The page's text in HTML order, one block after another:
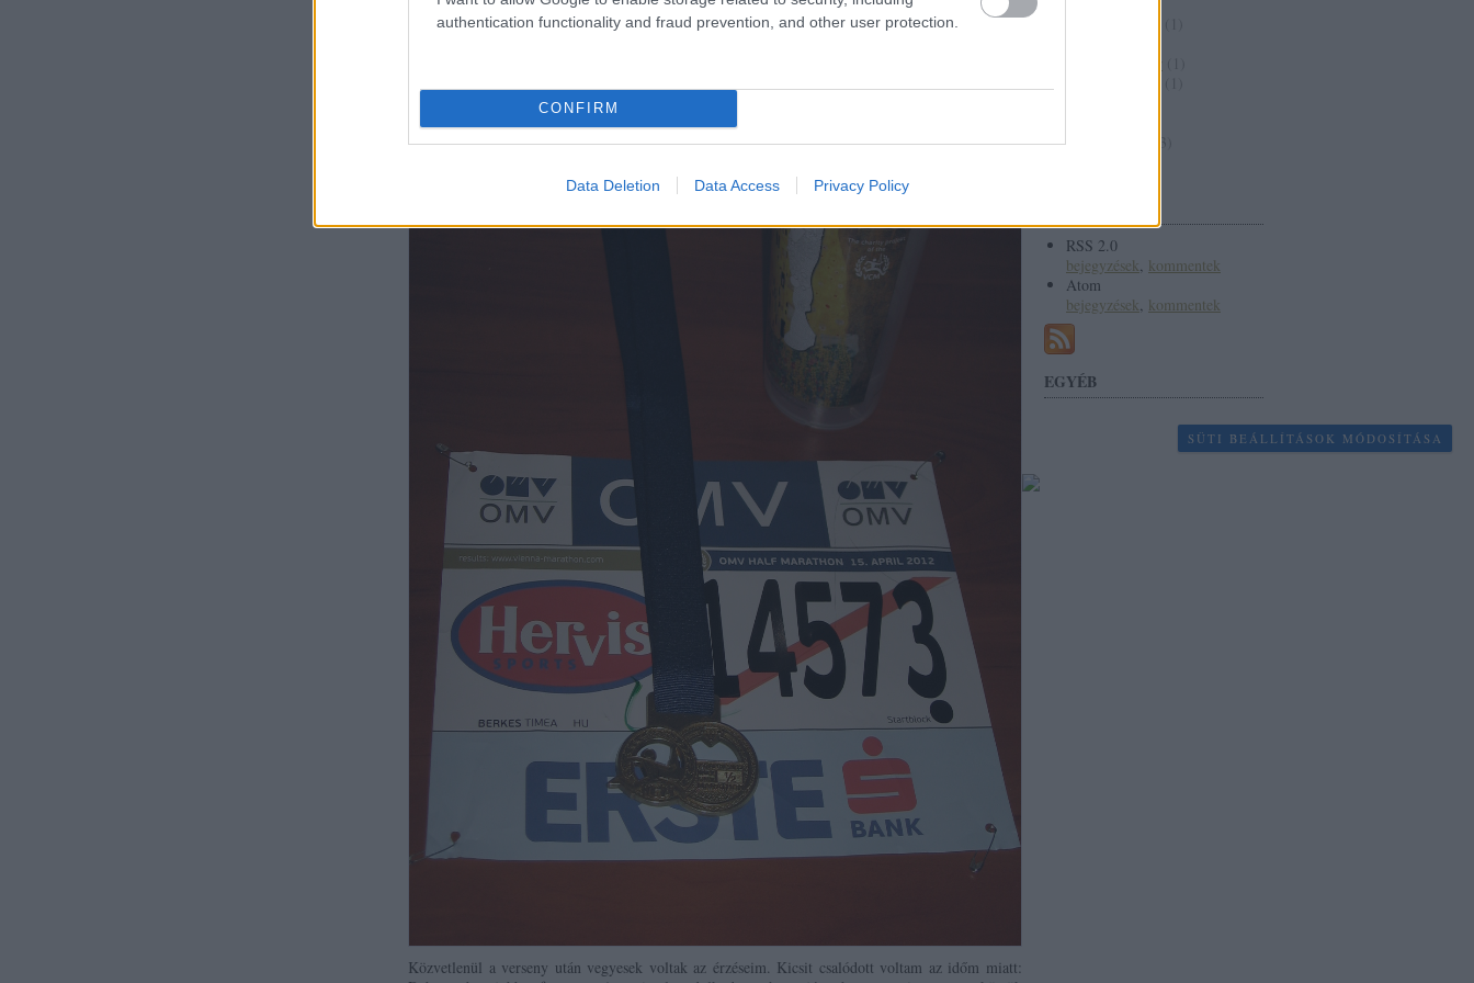
authentication functionality and fraud prevention, and other user protection.
CONFIRM
Data Deletion Data Access Privacy Policy
RSS 2.0
bejegyzések, kommentek
Atom
bejegyzések, kommentek
EGYÉB
Közvetlenül a verseny után vegyesek voltak az érzéseim. Kicsit csalódott voltam az időm miatt:
SÜTI BEÁLLÍTÁSOK MÓDOSÍTÁSA